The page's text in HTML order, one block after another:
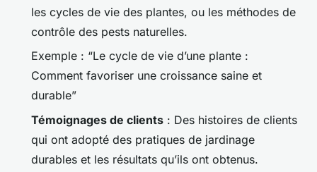
les cycles de vie des plantes, ou les méthodes de
contrôle des pests naturelles.
Exemple : “Le cycle de vie d’une plante :
Comment favoriser une croissance saine et
durable”
Témoignages de clients : Des histoires de clients
qui ont adopté des pratiques de jardinage
durables et les résultats qu’ils ont obtenus.